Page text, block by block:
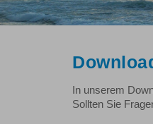
In unserem
Sollten Sie